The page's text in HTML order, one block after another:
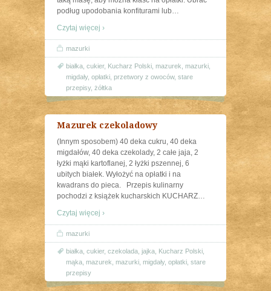
podług upodobania konfiturami lub…
Czytaj więcej ›
mazurki
białka cukier, Kucharz Polski mazurek mazurki
migdały, opłatki przetwory z owoców, stare
przepisy, żółtka
Mazurek czekoladowy
(Innym sposobem) 40 deka cukru, 40 deka
migdałów, 40 deka czekolady, 2 całe jaja, 2
łyżki mąki kartoflanej, 2 łyżki pszennej, 6
ubitych białek. Wyłożyć na opłatki i na
kwadrans do pieca. Przepis kulinarny
pochodzi z książek kucharskich KUCHARZ…
Czytaj więcej ›
mazurki
białka cukier, czekolada jajka Kucharz Polski
mąka mazurek mazurki migdały, opłatki stare
przepisy